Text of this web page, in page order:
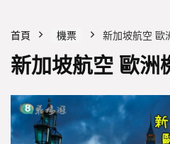
首頁 機票 新加坡航空 歐
新加坡航空 歐洲